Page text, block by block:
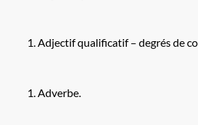
Adjectif qualificatif – degrés de
Adverbe.